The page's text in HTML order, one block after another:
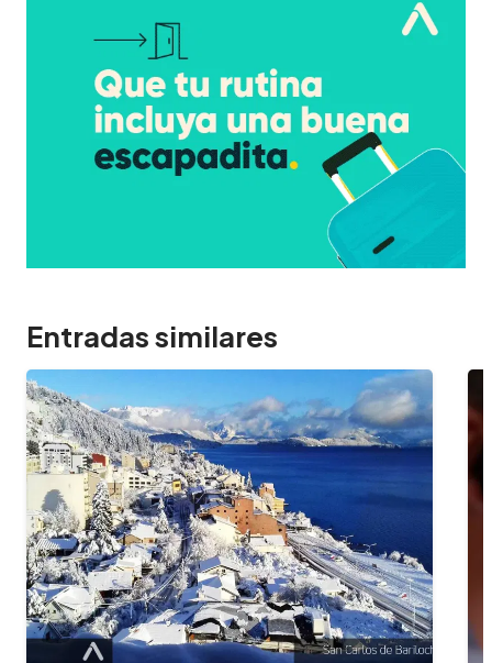
Entradas similares